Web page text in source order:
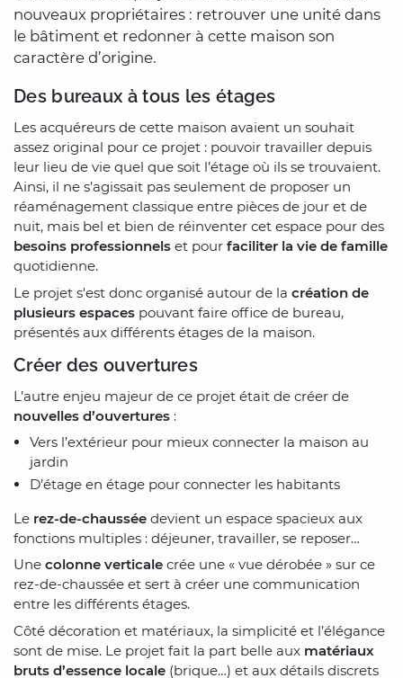
nouveaux propriétaires : retrouver une unité dans
le bâtiment et redonner à cette maison son
caractère d’origine.
Des bureaux à tous les étages
Les acquéreurs de cette maison avaient un souhait
assez original pour ce projet : pouvoir travailler depuis
leur lieu de vie quel que soit l’étage où ils se trouvaient.
Ainsi, il ne s’agissait pas seulement de proposer un
réaménagement classique entre pièces de jour et de
nuit, mais bel et bien de réinventer cet espace pour des
besoins professionnels et pour faciliter la vie de famille
quotidienne.
Le projet s'est donc organisé autour de la création de
plusieurs espaces pouvant faire office de bureau,
présentés aux différents étages de la maison.
Créer des ouvertures
L’autre enjeu majeur de ce projet était de créer de
nouvelles d’ouvertures :
Vers l’extérieur pour mieux connecter la maison au
jardin
D’étage en étage pour connecter les habitants
Le rez-de-chaussée devient un espace spacieux aux
fonctions multiples : déjeuner, travailler, se reposer…
Une colonne verticale crée une « vue dérobée » sur ce
rez-de-chaussée et sert à créer une communication
entre les différents étages.
Côté décoration et matériaux, la simplicité et l’élégance
sont de mise. Le projet fait la part belle aux matériaux
bruts d’essence locale (brique…) et aux détails discrets